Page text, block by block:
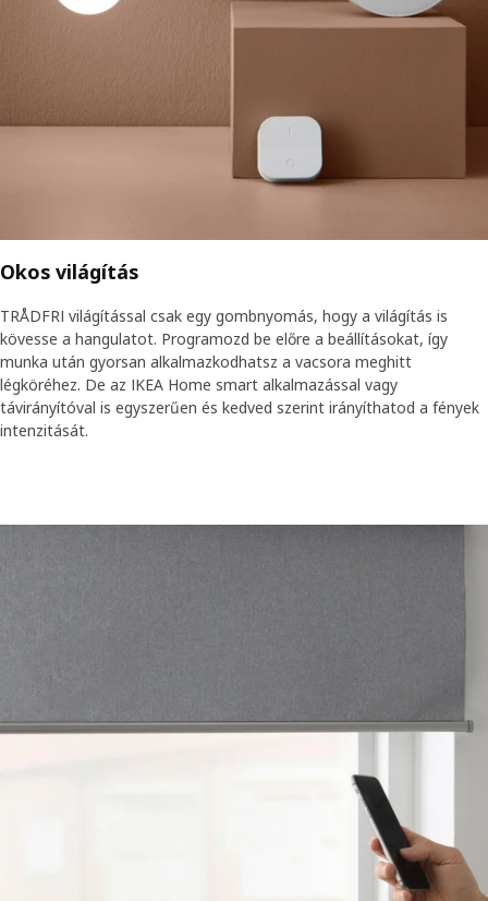
Okos világítás
TRÅDFRI világítással csak egy gombnyomás, hogy a világítás is
kövesse a hangulatot. Programozd be előre a beállításokat, így
munka után gyorsan alkalmazkodhatsz a vacsora meghitt
légköréhez. De az IKEA Home smart alkalmazással vagy
távirányítóval is egyszerűen és kedved szerint irányíthatod a fények
intenzitását.